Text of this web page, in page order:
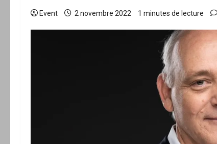
Event 2 novembre 2022 1 minutes de lecture